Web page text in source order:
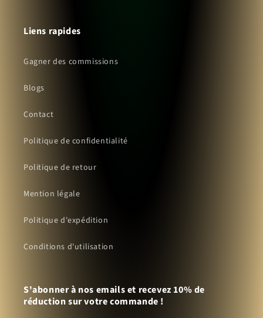
Liens rapides
Gagner des commissions
Blogs
Contact
Politique de confidentialité
Politique de retour
Mention légale
Politique d'expédition
Conditions d'utilisation
S'abonner à nos emails et recevez 10% de
réduction sur votre commande !